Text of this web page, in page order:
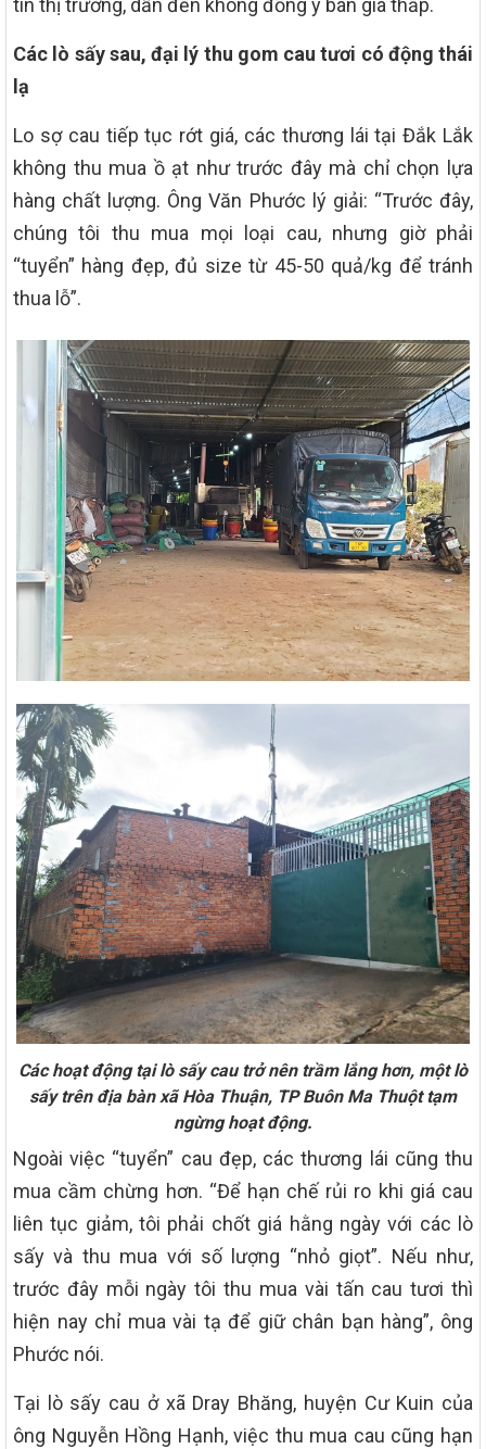
tin thị trường, dẫn đến không đồng ý bán giá thấp.
Các lò sấy sau, đại lý thu gom cau tươi có động thái
lạ
Lo sợ cau tiếp tục rớt giá, các thương lái tại Đắk Lắk
không thu mua ồ ạt như trước đây mà chỉ chọn lựa
hàng chất lượng. Ông Văn Phước lý giải: “Trước đây,
chúng tôi thu mua mọi loại cau, nhưng giờ phải
“tuyển” hàng đẹp, đủ size từ 45-50 quả/kg để tránh
thua lỗ”.
Các hoạt động tại lò sấy cau trở nên trầm lắng hơn, một lò
sấy trên địa bàn xã Hòa Thuận, TP Buôn Ma Thuột tạm
ngừng hoạt động.
Ngoài việc “tuyển” cau đẹp, các thương lái cũng thu
mua cầm chừng hơn. “Để hạn chế rủi ro khi giá cau
liên tục giảm, tôi phải chốt giá hằng ngày với các lò
sấy và thu mua với số lượng “nhỏ giọt”. Nếu như,
trước đây mỗi ngày tôi thu mua vài tấn cau tươi thì
hiện nay chỉ mua vài tạ để giữ chân bạn hàng”, ông
Phước nói.
Tại lò sấy cau ở xã Dray Bhăng, huyện Cư Kuin của
ông Nguyễn Hồng Hạnh, việc thu mua cau cũng hạn